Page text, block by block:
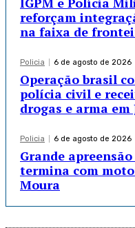
reforçam
na faixa de
Policia 6 de agosto de 2026
Operação brasil
polícia civil e
drogas e arma
Policia 6 de agosto de 2026
Grande
termina com
Moura